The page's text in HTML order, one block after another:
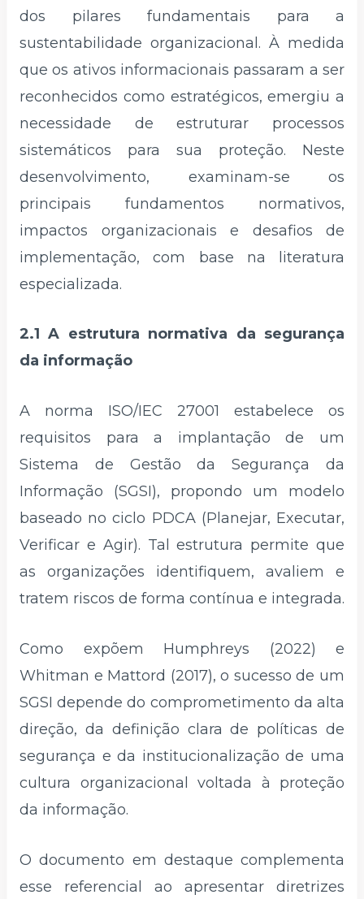
dos pilares fundamentais para a
sustentabilidade organizacional. À medida
que os ativos informacionais passaram a ser
reconhecidos como estratégicos, emergiu a
necessidade de estruturar processos
sistemáticos para sua proteção. Neste
desenvolvimento, examinam-se os
principais fundamentos normativos,
impactos organizacionais e desafios de
implementação, com base na literatura
especializada.
2.1 A estrutura normativa da segurança
da informação
A norma ISO/IEC 27001 estabelece os
requisitos para a implantação de um
Sistema de Gestão da Segurança da
Informação (SGSI), propondo um modelo
baseado no ciclo PDCA (Planejar, Executar,
Verificar e Agir). Tal estrutura permite que
as organizações identifiquem, avaliem e
tratem riscos de forma contínua e integrada.
Como expõem Humphreys (2022) e
Whitman e Mattord (2017), o sucesso de um
SGSI depende do comprometimento da alta
direção, da definição clara de políticas de
segurança e da institucionalização de uma
cultura organizacional voltada à proteção
da informação.
O documento em destaque complementa
esse referencial ao apresentar diretrizes